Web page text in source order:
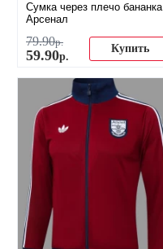
Сумка через плечо бананка
Арсенал
79.90р.
59.90р.
Купить